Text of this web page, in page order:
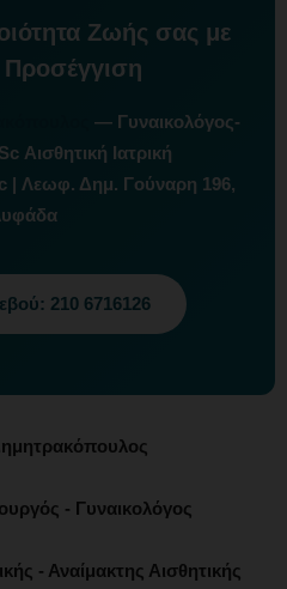
Ζωής σας με
Προσέγγιση
— Γυναικολόγος-
Αισθητική Ιατρική
| Λεωφ. Δημ. Γούναρη 196,
210 6716126
- Γυναικολόγος
- Αναίμακτης Αισθητικής